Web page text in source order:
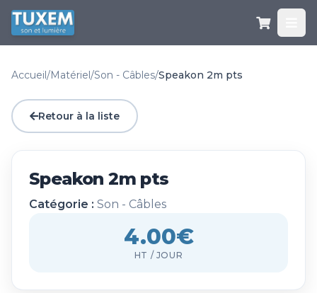
Accueil/Matériel/Son - Câbles/Speakon 2m pts
Retour à la liste
Speakon 2m pts
Catégorie : Son - Câbles
4.00€
HT / JOUR